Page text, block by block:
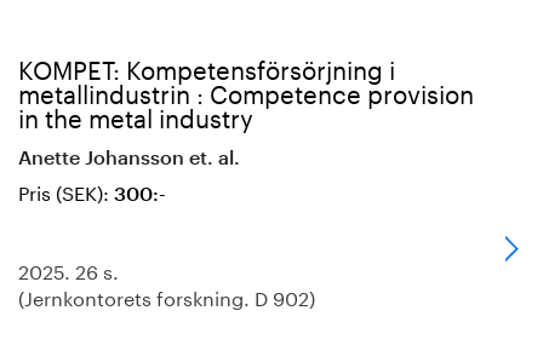
KOMPET: Kompetensförsörjning i
metallindustrin : Competence provision
in the metal industry
Anette Johansson et. al.
Pris (SEK): 300:-
2025. 26 s.
(Jernkontorets forskning. D 902)